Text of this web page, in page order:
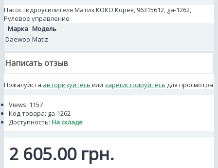
Насос гидроусилителя Матиз КОКО Корея, 96315612, ga-1262,
Рулевое управление
Марка Модель
Daewoo Matiz
Написать отзыв
Пожалуйста авторизуйтесь или зарегистрируйтесь для просмотра
Views: 1157
Код товара: ga-1262
Доступность: На складе
2 605.00 грн.